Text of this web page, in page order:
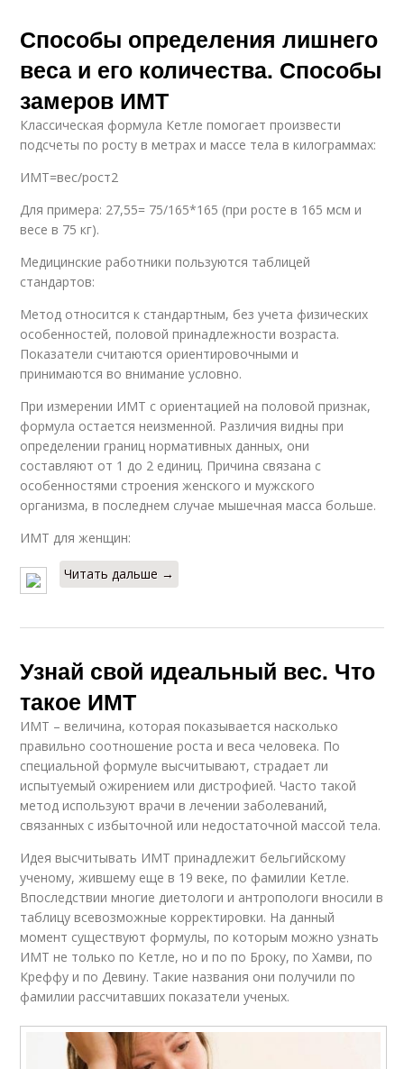
Способы определения лишнего
веса и его количества. Способы
замеров ИМТ
Классическая формула Кетле помогает произвести
подсчеты по росту в метрах и массе тела в килограммах:
ИМТ=вес/рост2
Для примера: 27,55= 75/165*165 (при росте в 165 мсм и
весе в 75 кг).
Медицинские работники пользуются таблицей
стандартов:
Метод относится к стандартным, без учета физических
особенностей, половой принадлежности возраста.
Показатели считаются ориентировочными и
принимаются во внимание условно.
При измерении ИМТ с ориентацией на половой признак,
формула остается неизменной. Различия видны при
определении границ нормативных данных, они
составляют от 1 до 2 единиц. Причина связана с
особенностями строения женского и мужского
организма, в последнем случае мышечная масса больше.
ИМТ для женщин:
Читать дальше →
Узнай свой идеальный вес. Что
такое ИМТ
ИМТ – величина, которая показывается насколько
правильно соотношение роста и веса человека. По
специальной формуле высчитывают, страдает ли
испытуемый ожирением или дистрофией. Часто такой
метод используют врачи в лечении заболеваний,
связанных с избыточной или недостаточной массой тела.
Идея высчитывать ИМТ принадлежит бельгийскому
ученому, жившему еще в 19 веке, по фамилии Кетле.
Впоследствии многие диетологи и антропологи вносили в
таблицу всевозможные корректировки. На данный
момент существуют формулы, по которым можно узнать
ИМТ не только по Кетле, но и по по Броку, по Хамви, по
Креффу и по Девину. Такие названия они получили по
фамилии рассчитавших показатели ученых.